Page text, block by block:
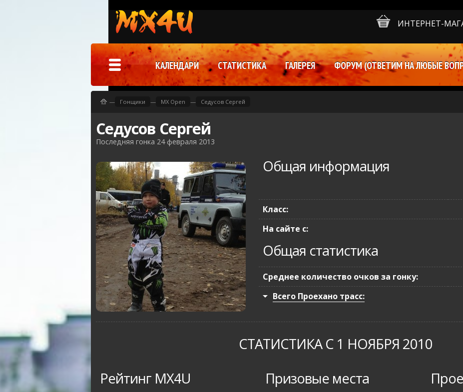
Седусов Сергей
Последняя гонка 24 февраля 2013
Общая информация
Класс:
На сайте с:
Общая статистика
Среднее количество очков за гонку:
Всего Проехано трасс:
СТАТИСТИКА С 1 НОЯБРЯ 2010
Рейтинг MX4U
Призовые места
— Гонщики — MX Open — Седусов Сергей
ИНТЕРНЕТ-
КАЛЕНДАРИ СТАТИСТИКА ГАЛЕРЕЯ ФОРУМ (ОТВЕТИМ НА ЛЮБЫЕ